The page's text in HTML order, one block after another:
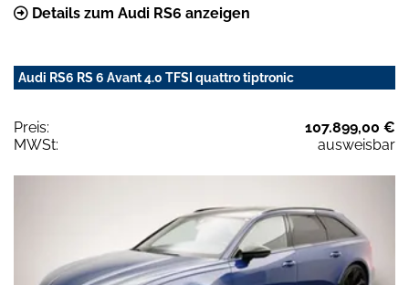
Details zum Audi RS6 anzeigen
Audi RS6 RS 6 Avant 4.0 TFSI quattro tiptronic
Preis:
107.899,00 €
MWSt:
ausweisbar